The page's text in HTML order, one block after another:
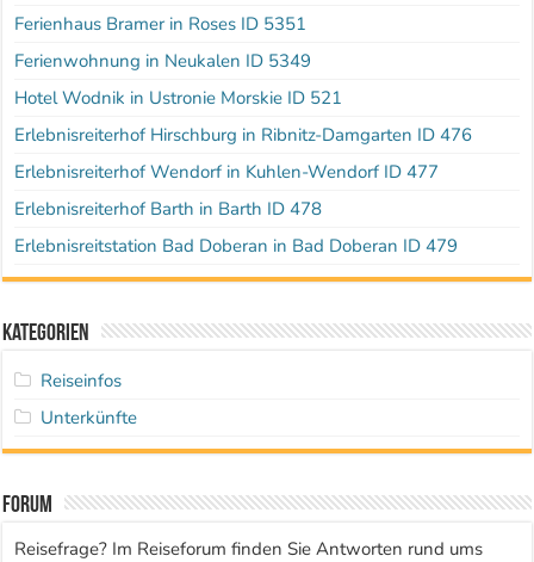
Ferienhaus Bramer in Roses ID 5351
Ferienwohnung in Neukalen ID 5349
Hotel Wodnik in Ustronie Morskie ID 521
Erlebnisreiterhof Hirschburg in Ribnitz-Damgarten ID 476
Erlebnisreiterhof Wendorf in Kuhlen-Wendorf ID 477
Erlebnisreiterhof Barth in Barth ID 478
Erlebnisreitstation Bad Doberan in Bad Doberan ID 479
Kategorien
Reiseinfos
Unterkünfte
Forum
Reisefrage? Im Reiseforum finden Sie Antworten rund ums